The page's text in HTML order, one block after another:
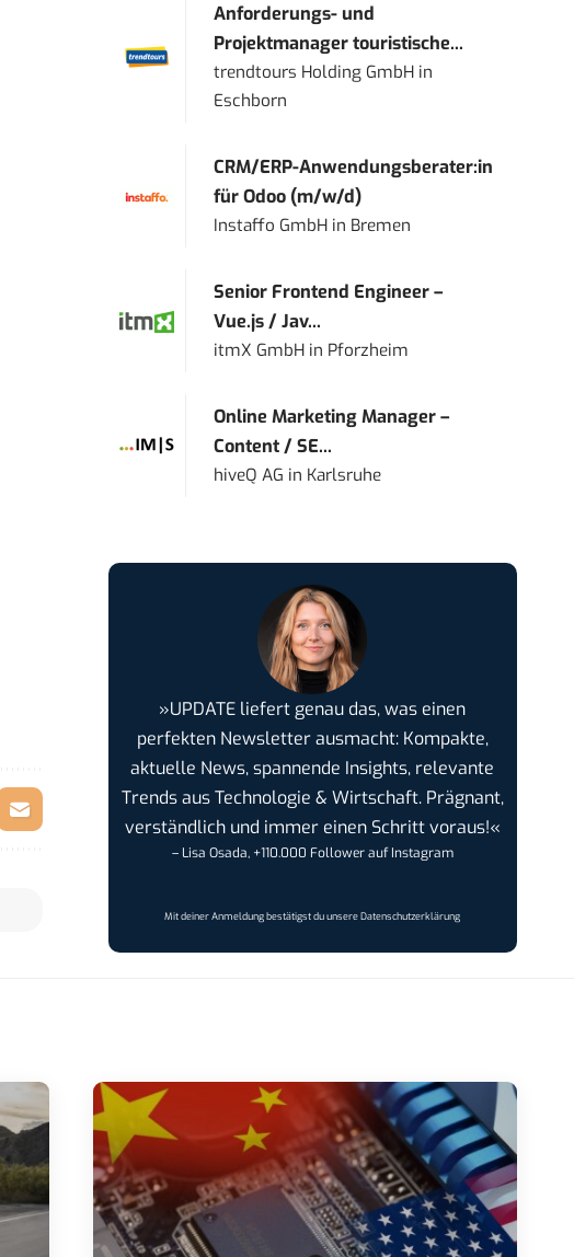
Anforderungs- und
Projektmanager touristische...
trendtours Holding GmbH in
Eschborn
CRM/ERP-Anwendungsberater:in
für Odoo (m/w/d)
Instaffo GmbH in Bremen
Senior Frontend Engineer –
Vue.js / Jav...
itmX GmbH in Pforzheim
Online Marketing Manager –
Content / SE...
hiveQ AG in Karlsruhe
»UPDATE liefert genau das, was einen
perfekten Newsletter ausmacht: Kompakte,
aktuelle News, spannende Insights, relevante
Trends aus Technologie & Wirtschaft. Prägnant,
verständlich und immer einen Schritt voraus!«
– Lisa Osada, +110.000 Follower auf Instagram
Mit deiner Anmeldung bestätigst du unsereDatenschutzerklärung